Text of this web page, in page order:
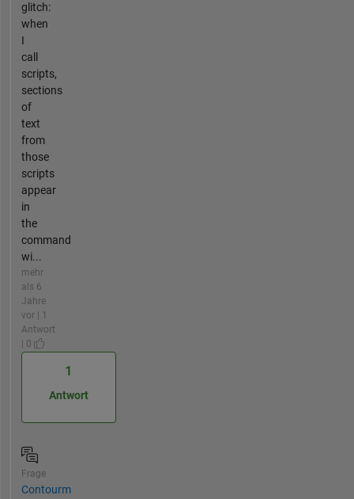
glitch:
when
I
call
scripts,
sections
of
text
from
those
scripts
appear
in
the
command
wi...
mehr
als 6
Jahre
vor | 1
Antwort
| 0
1
Antwort
Frage
Contourm